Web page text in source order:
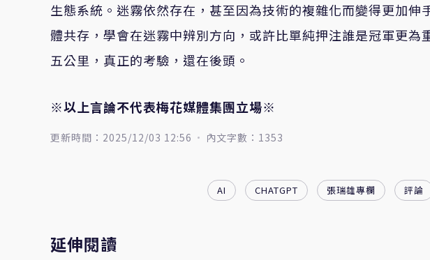
生態系統。迷霧依然存在，甚至因為技術的複雜化而變得更加伸
體共存，學會在迷霧中辨別方向，或許比單純押注誰是冠軍更為
五公里，真正的考驗，還在後頭。
※以上言論不代表梅花媒體集團立場※
更新時間：2025/12/03 12:56 內文字數：1353
AI CHATGPT 張瑞雄專欄 評論
延伸閱讀